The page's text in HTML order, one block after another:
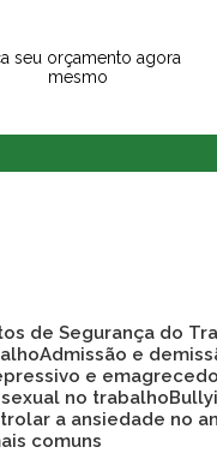
seu orçamento agora
mesmo
de Segurança do
Admissão e
e
sexual no trabalho
a ansiedade no
comuns